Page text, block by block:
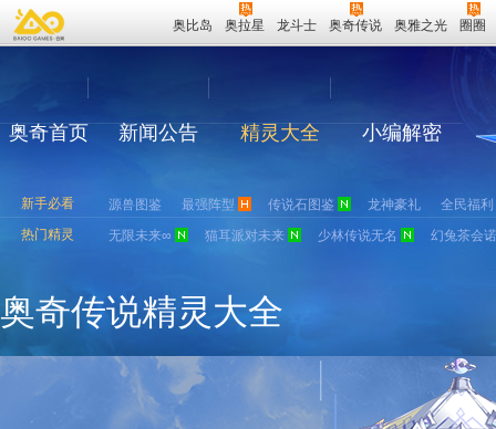
奥比岛 奥拉星 龙斗士 奥奇传说 奥雅之光 圈圈
奥奇首页 新闻公告 精灵大全 小编解密
新手必看 源兽图鉴 最强阵型 传说石图鉴 龙神豪礼
全民福利
热门精灵
无限未来∞ 猫耳派对未来 少林传说无名 幻兔茶会
奥奇传说精灵大全